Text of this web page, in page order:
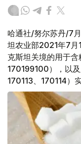
哈通社/努尔苏丹/7
坦农业部2021年7月
克斯坦关境的用于
170199100），以
170113、170114）